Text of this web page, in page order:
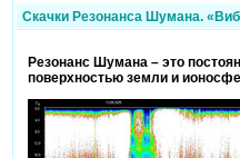
Скачки Резонанса Шумана.
Резонанс Шумана – это
поверхностью земли и